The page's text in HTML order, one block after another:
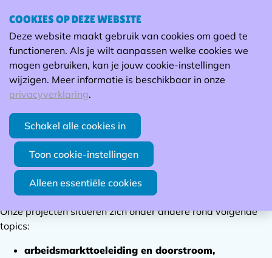
Projecten van Groep Maatwerk
Samen innoveren voor een inclusieve en sterke
arbeidsmarkt
Groep Maatwerk is actief betrokken bij tal van projecten die
bijdragen aan eenduurzame, innovatieve en inclusieve
maatwerksector.Op deze pagina vind je een overzicht van
de projecten waarvan Groep Maatwerk de
of trekkeris. Elk project vertrekt vanuit de noden op het
terrein en vertolkt onze missie:
versterken in hun ondernemerschap en
maatschappelijke opdracht.
Onze projecten situeren zich onder andere rond volgende
topics:
arbeidsmarkttoeleiding en doorstroom,
COOKIES OP DEZE WEBSITE
Deze website maakt gebruik van cookies om goed te
functioneren. Als je wilt aanpassen welke cookies we
mogen gebruiken, kan je jouw cookie-instellingen
wijzigen. Meer informatie is beschikbaar in onze
privacyverklaring.
Schakel alle cookies in
Toon cookie-instellingen
Alleen essentiële cookies